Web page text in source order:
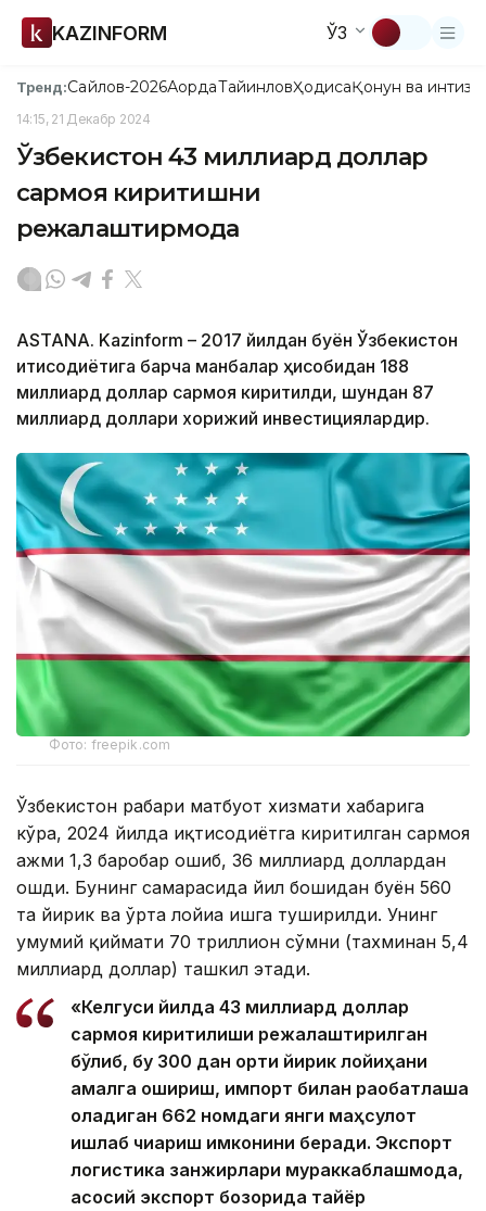
KAZINFORM ЎЗ
Тренд:Сайлов-2026АқордаТайинловҲодисаҚонун ва
14:15, 21 Декабр 2024
Ўзбекистон 43 миллиард доллар
сармоя киритишни
режалаштирмоқда
ASTANA. Kazinform – 2017 йилдан буён Ўзбекистон
иқтисодиётига барча манбалар ҳисобидан 188
миллиард доллар сармоя киритилди, шундан 87
миллиард доллари хорижий инвестициялардир.
Фото: freepik.com
Ўзбекистон раҳбари матбуот хизмати хабарига
кўра, 2024 йилда иқтисодиётга киритилган сармоя
ҳажми 1,3 баробар ошиб, 36 миллиард доллардан
ошди. Бунинг самарасида йил бошидан буён 560
та йирик ва ўрта лойиҳа ишга туширилди. Унинг
умумий қиймати 70 триллион сўмни (тахминан 5,4
миллиард доллар) ташкил этади.
«Келгуси йилда 43 миллиард доллар
сармоя киритилиши режалаштирилган
бўлиб, бу 300 дан ортиқ йирик лойиҳани
амалга ошириш, импорт билан рақобатлаша
оладиган 662 номдаги янги маҳсулот
ишлаб чиқариш имконини беради. Экспорт
логистика занжирлари мураккаблашмоқда,
асосий экспорт бозорида тайёр